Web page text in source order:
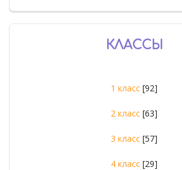
КЛАССЫ
1 класс [92]
2 класс [63]
3 класс [57]
4 класс [29]